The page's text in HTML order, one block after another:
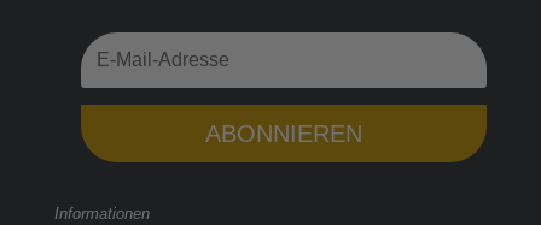
ABONNIEREN
Informationen